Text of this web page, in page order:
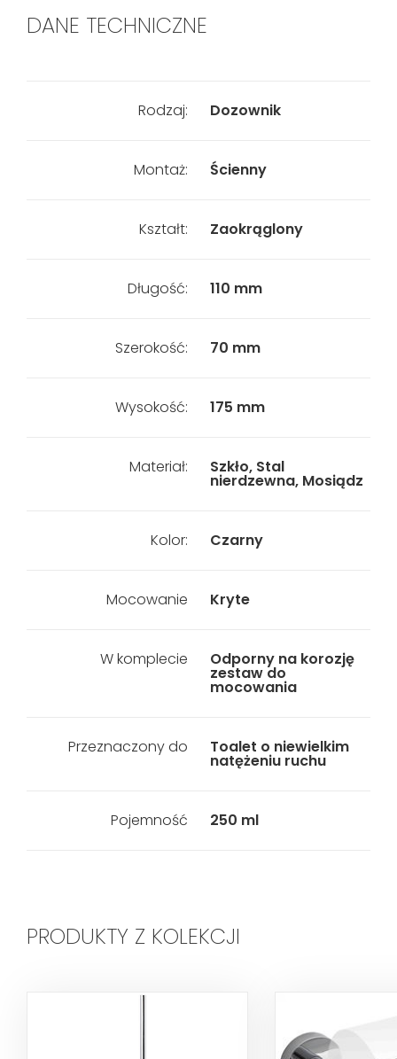
DANE TECHNICZNE
Rodzaj: Dozownik
Montaż: Ścienny
Kształt: Zaokrąglony
Długość: 110 mm
Szerokość: 70 mm
Wysokość: 175 mm
Materiał: Szkło, Stal
nierdzewna, Mosiądz
Kolor: Czarny
Mocowanie Kryte
W komplecie Odporny na korozję
zestaw do
mocowania
Przeznaczony do Toalet o niewielkim
natężeniu ruchu
Pojemność 250 ml
PRODUKTY Z KOLEKCJI